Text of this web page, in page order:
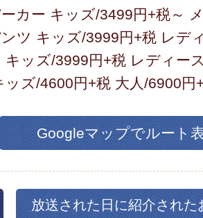
カー キッズ/3499円+税～
ツ キッズ/3999円+税 レデ
キッズ/3999円+税 レディー
ッズ/4600円+税 大人/6900円
Googleマップでルート
放送された日に紹介された